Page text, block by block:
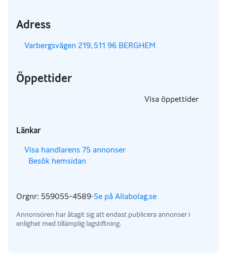
Adress
Varbergsvägen 219, 511 96 BERGHEM
Öppettider
Visa öppettider
Länkar
Visa handlarens 75 annonser
Besök hemsidan
Orgnr: 559055-4589·Se på Allabolag.se
,
Annonsören har åtagit sig att endast publicera annonser i
enlighet med tillämplig lagstiftning.